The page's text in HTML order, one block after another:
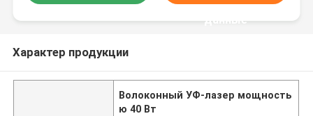
данные
Характер продукции
Волоконный УФ-лазер мощность
ю 40 Вт